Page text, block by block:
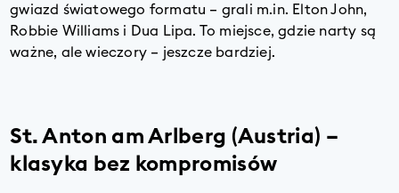
gwiazd światowego formatu – grali m.in. Elton John,
Robbie Williams i Dua Lipa. To miejsce, gdzie narty są
ważne, ale wieczory – jeszcze bardziej.
St. Anton am Arlberg (Austria) –
klasyka bez kompromisów